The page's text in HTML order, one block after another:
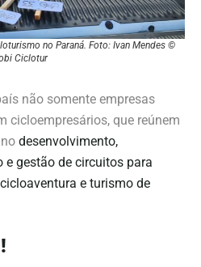
no Paraná. Foto: Ivan Mendes ©
Ciclotur
não somente empresas
cicloempresários, que reúnem
desenvolvimento,
gestão de circuitos para
e turismo de